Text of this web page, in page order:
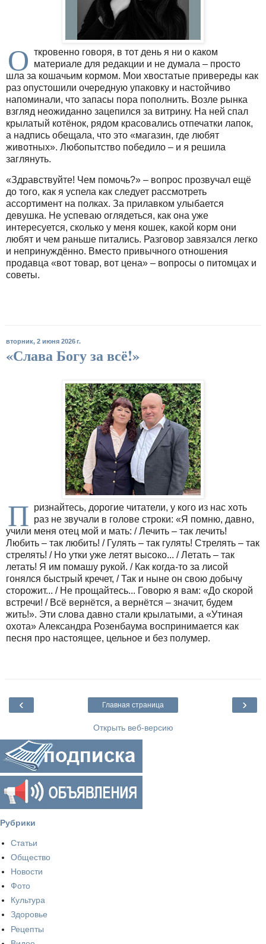
О ткровенно говоря, в тот день я ни о каком
материале для редакции и не думала – просто
шла за кошачьим кормом. Мои хвостатые привереды как
раз опустошили очередную упаковку и настойчиво
напоминали, что запасы пора пополнить. Возле рынка
взгляд неожиданно зацепился за витрину. На ней спал
крылатый котёнок, рядом красовались отпечатки лапок,
а надпись обещала, что это «магазин, где любят
животных». Любопытство победило – и я решила
заглянуть.
«Здравствуйте! Чем помочь?» – вопрос прозвучал ещё
до того, как я успела как следует рассмотреть
ассортимент на полках. За прилавком улыбается
девушка. Не успеваю оглядеться, как она уже
интересуется, сколько у меня кошек, какой корм они
любят и чем раньше питались. Разговор завязался легко
и непринуждённо. Вместо привычного отношения
продавца «вот товар, вот цена» – вопросы о питомцах и
советы.
вторник, 2 июня 2026 г.
«Слава Богу за всё!»
П ризнайтесь, дорогие читатели, у кого из нас хоть
раз не звучали в голове строки: «Я помню, давно,
учили меня отец мой и мать: / Лечить – так лечить!
Любить – так любить! / Гулять – так гулять! Стрелять – так
стрелять! / Но утки уже летят высоко... / Летать – так
летать! Я им помашу рукой. / Как когда-то за лисой
гонялся быстрый кречет, / Так и ныне он свою добычу
сторожит... / Не прощайтесь... Говорю я вам: «До скорой
встречи! / Всё вернётся, а вернётся – значит, будем
жить!». Эти слова давно стали крылатыми, а «Утиная
охота» Александра Розенбаума воспринимается как
песня про настоящее, цельное и без полумер.
‹ ›
Главная страница
Открыть веб-версию
Рубрики
Статьи
Общество
Новости
Фото
Культура
Здоровье
Рецепты